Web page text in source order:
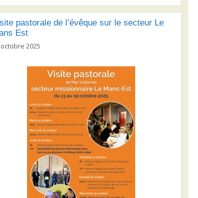
pastorale de l’évêque sur le secteur Le
Est
2025